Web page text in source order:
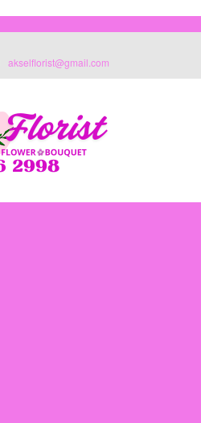
akselflorist@gmail.com